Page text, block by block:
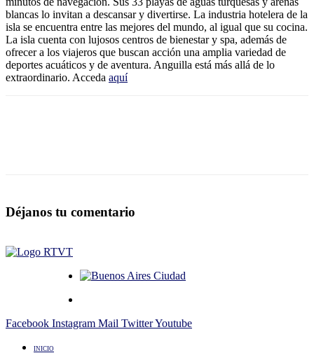
blancas lo invitan a descansar y divertirse. La industria hotelera de la
isla se encuentra entre las mejores del mundo, al igual que su cocina.
La isla cuenta con lujosos centros de bienestar y spa, además de
ofrecer a los viajeros que buscan acción una amplia variedad de
deportes acuáticos y de aventura. Anguilla está más allá de lo
extraordinario. Acceda aquí
Déjanos tu comentario
Facebook Instagram Mail TwitterYoutube
INICIO